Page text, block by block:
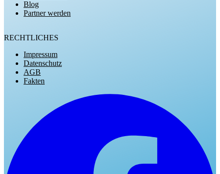
Blog
Partner werden
RECHTLICHES
Impressum
Datenschutz
AGB
Fakten